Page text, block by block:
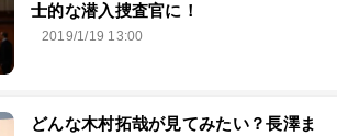
士的な潜入捜査官に！
2019/1/19 13:00
どんな木村拓哉が見てみたい？長澤ま